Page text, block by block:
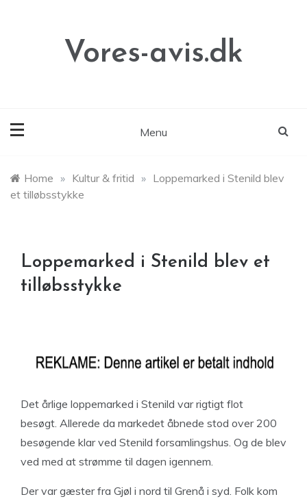
Vores-avis.dk
Menu
Home » Kultur & fritid » Loppemarked i Stenild blev
et tilløbsstykke
Loppemarked i Stenild blev et
tilløbsstykke
Det årlige loppemarked i Stenild var rigtigt flot
besøgt. Allerede da markedet åbnede stod over 200
besøgende klar ved Stenild forsamlingshus. Og de blev
ved med at strømme til dagen igennem.
Der var gæster fra Gjøl i nord til Grenå i syd. Folk kom